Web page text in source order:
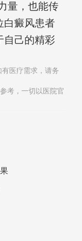
量，也能传
白癜风患者
自己的精彩
医疗需求，请务
考，一切以医院官